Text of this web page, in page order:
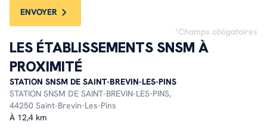
ENVOYER
*Champs obligatoires
LES ÉTABLISSEMENTS SNSM À
PROXIMITÉ
STATION SNSM DE SAINT-BREVIN-LES-PINS
STATION SNSM DE SAINT-BREVIN-LES-PINS,
44250 Saint-Brevin-Les-Pins
À 12,4 km